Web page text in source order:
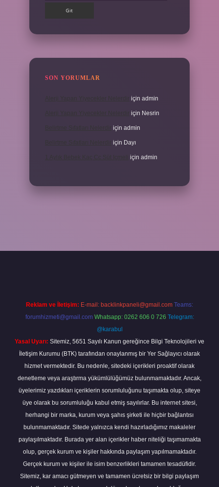
SON YORUMLAR
için admin
için Nesrin
için admin
için Dayı
için admin
Reklam ve İletişim: E-mail: backlinkpaneli@gmail.com Teams:
forumhizmeti@gmail.com Whatsapp: 0262 606 0 726 Telegram:
@karabul
Yasal Uyarı: Sitemiz, 5651 Sayılı Kanun gereğince Bilgi Teknolojileri ve
İletişim Kurumu (BTK) tarafından onaylanmış bir Yer Sağlayıcı olarak
hizmet vermektedir. Bu nedenle, sitedeki içerikleri proaktif olarak
denetleme veya araştırma yükümlülüğümüz bulunmamaktadır. Ancak,
üyelerimiz yazdıkları içeriklerin sorumluluğunu taşımakta olup, siteye
üye olarak bu sorumluluğu kabul etmiş sayılırlar. Bu internet sitesi,
herhangi bir marka, kurum veya şahıs şirketi ile hiçbir bağlantısı
bulunmamaktadır. Sitede yalnızca kendi hazırladığımız makaleler
paylaşılmaktadır. Burada yer alan içerikler haber niteliği taşımamakta
olup, gerçek kurum ve kişiler hakkında paylaşım yapılmamaktadır.
Gerçek kurum ve kişiler ile isim benzerlikleri tamamen tesadüfidir.
Sitemiz, kar amacı gütmeyen ve tamamen ücretsiz bir bilgi paylaşım